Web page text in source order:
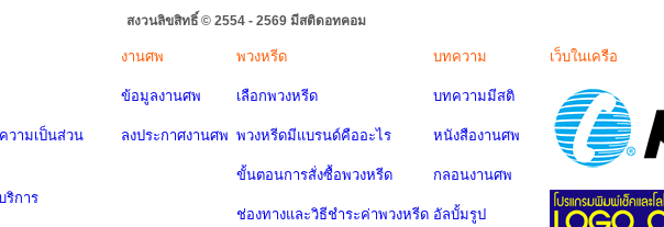
สงวนลิขสิทธิ์ © 2554 - 2569 มีสติดอทคอม
วามเป็นส่วน
ริการ
งานศพ
ข้อมูลงานศพ
ลงประกาศงานศพ
พวงหรีด
เลือกพวงหรีด
พวงหรีดมีแบรนด์คืออะไร
ขั้นตอนการสั่งซื้อพวงหรีด
ช่องทางและวิธีชำระค่าพวงหรีด
บทความ
บทความมีสติ
หนังสืองานศพ
กลอนงานศพ
อัลบั้มรูป
เว็บในเครือ